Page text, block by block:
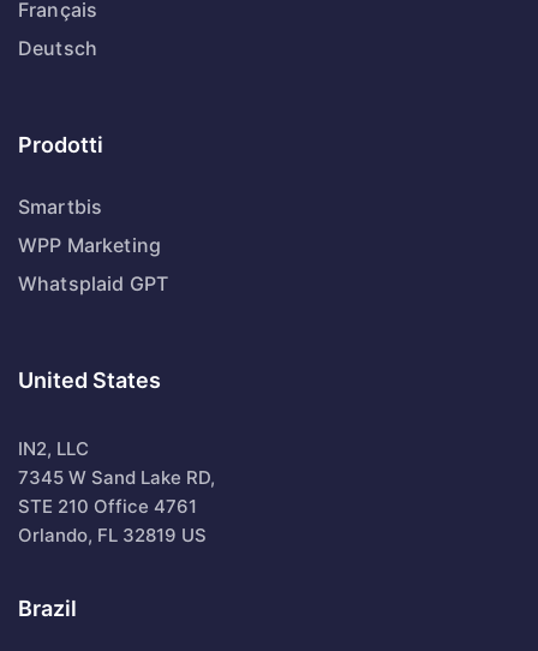
Français
Deutsch
Prodotti
Smartbis
WPP Marketing
Whatsplaid GPT
United States
IN2, LLC
7345 W Sand Lake RD,
STE 210 Office 4761
Orlando, FL 32819 US
Brazil